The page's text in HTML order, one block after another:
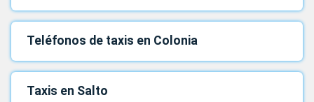
Teléfonos de taxis en Colonia
Taxis en Salto